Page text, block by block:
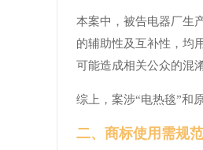
本案中，被告电器厂生
的辅助性及互补性，均
可能造成相关公众的混
综上，案涉“电热毯”和
二、商标使用需规